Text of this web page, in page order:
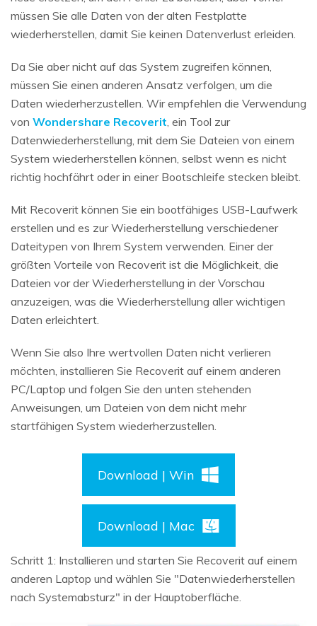
müssen Sie alle Daten von der alten Festplatte
wiederherstellen, damit Sie keinen Datenverlust erleiden.
Da Sie aber nicht auf das System zugreifen können,
müssen Sie einen anderen Ansatz verfolgen, um die
Daten wiederherzustellen. Wir empfehlen die Verwendung
von Wondershare Recoverit , ein Tool zur
Datenwiederherstellung, mit dem Sie Dateien von einem
System wiederherstellen können, selbst wenn es nicht
richtig hochfährt oder in einer Bootschleife stecken bleibt.
Mit Recoverit können Sie ein bootfähiges USB-Laufwerk
erstellen und es zur Wiederherstellung verschiedener
Dateitypen von Ihrem System verwenden. Einer der
größten Vorteile von Recoverit ist die Möglichkeit, die
Dateien vor der Wiederherstellung in der Vorschau
anzuzeigen, was die Wiederherstellung aller wichtigen
Daten erleichtert.
Wenn Sie also Ihre wertvollen Daten nicht verlieren
möchten, installieren Sie Recoverit auf einem anderen
PC/Laptop und folgen Sie den unten stehenden
Anweisungen, um Dateien von dem nicht mehr
startfähigen System wiederherzustellen.
Download | Win
Download | Mac
Schritt 1: Installieren und starten Sie Recoverit auf einem
anderen Laptop und wählen Sie "Datenwiederherstellen
nach Systemabsturz" in der Hauptoberfläche.